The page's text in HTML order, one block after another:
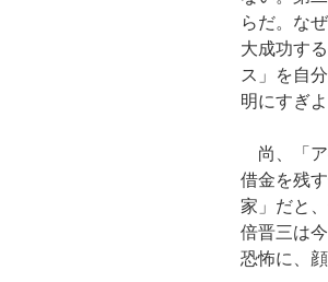
らだ。な
大成功す
ス」を自
明にすぎよ
尚、「ア
借金を残す
家」だと
倍晋三は
恐怖に、